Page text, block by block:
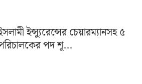
ইন্স্যুরেন্সের চেয়ারম্যানসহ ৫
পদ শূ...